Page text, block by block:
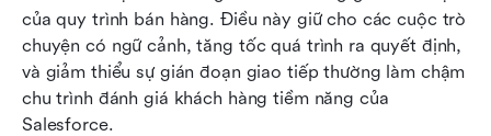
của quy trình bán hàng. Điều này giữ cho các cuộc trò
chuyện có ngữ cảnh, tăng tốc quá trình ra quyết định,
và giảm thiểu sự gián đoạn giao tiếp thường làm chậm
chu trình đánh giá khách hàng tiềm năng của
Salesforce.